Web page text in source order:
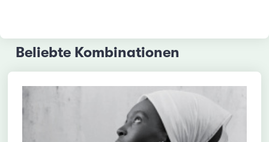
Beliebte Kombinationen